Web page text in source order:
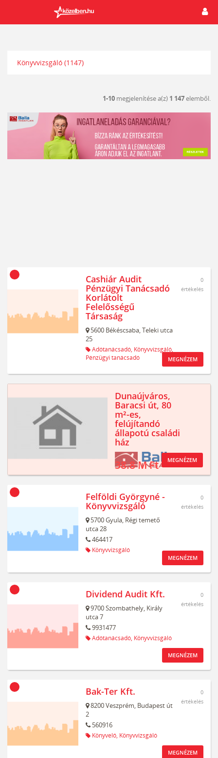
Könyvvizsgáló (1147)
1-10 megjelenítése a(z) 1 147elemből.
Cashiár Audit
Pénzügyi Tanácsadó
Korlátolt
Felelősségű
Társaság
5600 Békéscsaba,Teleki utca
25
Adótanácsadó, Könyvvizsgáló,
Pénzügyi tanácsadó
0
értékelés
MEGNÉZEM
Dunaújváros,
Baracsi út, 80
m²-es,
felújítandó
állapotú családi
ház
38.8 M Ft MEGNÉZEM
Felföldi Györgyné -
Könyvvizsgáló
5700Gyula, Régi temető
utca 28
464417
Könyvvizsgáló
0
értékelés
MEGNÉZEM
Dividend Audit Kft.
9700Szombathely, Király
utca 7
9931477
Adótanácsadó, Könyvvizsgáló
0
értékelés
MEGNÉZEM
Bak-Ter Kft.
8200Veszprém, Budapest út
2
560916
Könyvelő, Könyvvizsgáló
0
értékelés
MEGNÉZEM